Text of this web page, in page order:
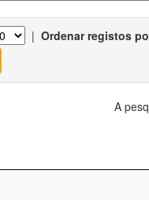
| Ordenar registos
A